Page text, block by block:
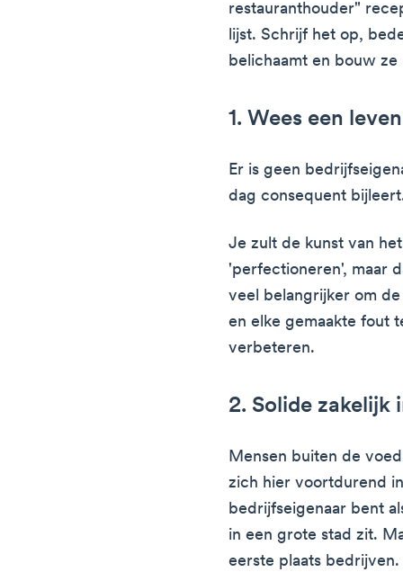
restauranthouder"
lijst. Schrijf het op,
belichaamt en bouw
1. Wees een
Er is geen
dag consequent
Je zult de kunst van
'perfectioneren', maar
veel belangrijker om
en elke gemaakte fout
verbeteren.
2. Solide zakelijk
Mensen buiten de
zich hier voortdurend
bedrijfseigenaar bent
in een grote stad zit.
eerste plaats bedrijven.